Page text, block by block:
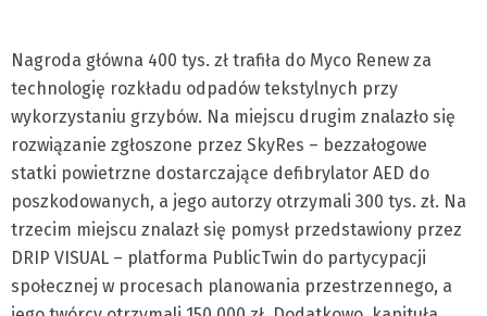
Nagroda główna 400 tys. zł trafiła do Myco Renew za
technologię rozkładu odpadów tekstylnych przy
wykorzystaniu grzybów. Na miejscu drugim znalazło się
rozwiązanie zgłoszone przez SkyRes – bezzałogowe
statki powietrzne dostarczające defibrylator AED do
poszkodowanych, a jego autorzy otrzymali 300 tys. zł. Na
trzecim miejscu znalazł się pomysł przedstawiony przez
DRIP VISUAL – platforma PublicTwin do partycypacji
społecznej w procesach planowania przestrzennego, a